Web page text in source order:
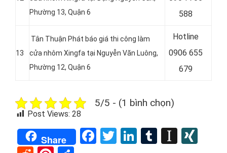
Phường 13, Quận 6
588
13
Tân Thuận Phát báo giá thi công làm
cửa nhôm Xingfa tại Nguyễn Văn Luông,
Phường 12, Quận 6
Hotline
0906 655
679
5/5 - (1 bình chọn)
Post Views: 28
Share Facebook
TwitterLinkedIn
Tumblr